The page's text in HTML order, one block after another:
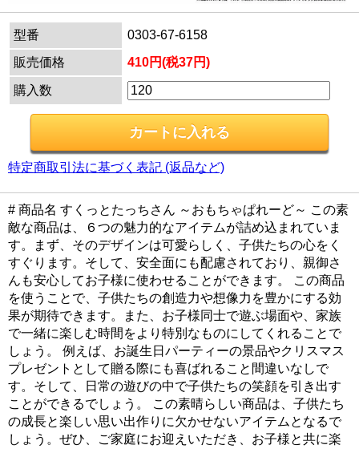
型番
0303-67-6158
販売価格
410円(税37円)
購入数
特定商取引法に基づく表記 (返品など)
# 商品名 すくっとたっちさん ～おもちゃぱれーど～ この素
敵な商品は、６つの魅力的なアイテムが詰め込まれていま
す。まず、そのデザインは可愛らしく、子供たちの心をく
すぐります。そして、安全面にも配慮されており、親御さ
んも安心してお子様に使わせることができます。 この商品
を使うことで、子供たちの創造力や想像力を豊かにする効
果が期待できます。また、お子様同士で遊ぶ場面や、家族
で一緒に楽しむ時間をより特別なものにしてくれることで
しょう。 例えば、お誕生日パーティーの景品やクリスマス
プレゼントとして贈る際にも喜ばれること間違いなしで
す。そして、日常の遊びの中で子供たちの笑顔を引き出す
ことができるでしょう。 この素晴らしい商品は、子供たち
の成長と楽しい思い出作りに欠かせないアイテムとなるで
しょう。ぜひ、ご家庭にお迎えいただき、お子様と共に楽